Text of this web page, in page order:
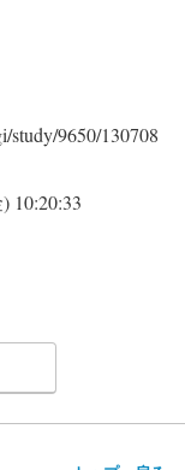
study/9650/130708
10:20:33